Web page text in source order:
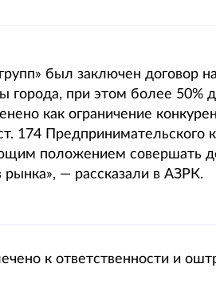
был заключен договор
города, при этом более 50%
как ограничение
174 Предпринимательского
положением совершать
— рассказали в АЗРК.
к ответственности и